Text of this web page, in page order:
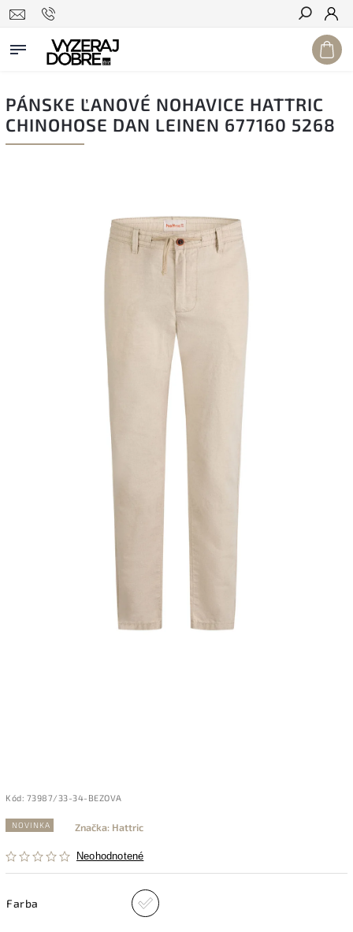
Hľadať
PÁNSKE ĽANOVÉ NOHAVICE HATTRIC
CHINOHOSE DAN LEINEN 677160 5268
Kód: 73987/33-34-BEZOVA
NOVINKA
Neohodnotené
Značka: Hattric
Farba